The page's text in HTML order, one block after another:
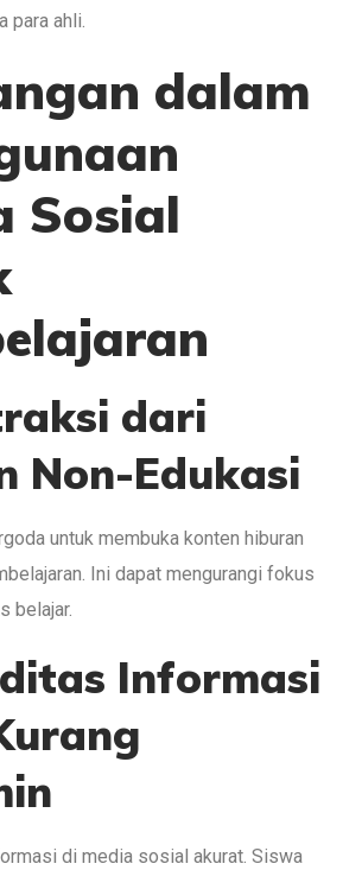
para ahli.
dalam
Sosial
dari
Non-Edukasi
untuk membuka konten hiburan
Ini dapat mengurangi fokus
belajar.
Informasi
di media sosial akurat. Siswa